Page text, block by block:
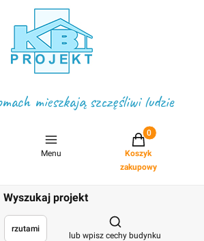
mieszkają szczęśliwi ludzie
Menu
Projekty w
Koszyk
zakupowy
Wyszukaj projekt
rzutami
Otwórz
lub wpisz cechy budynku